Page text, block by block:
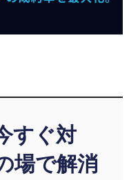
すぐ対
場で解消